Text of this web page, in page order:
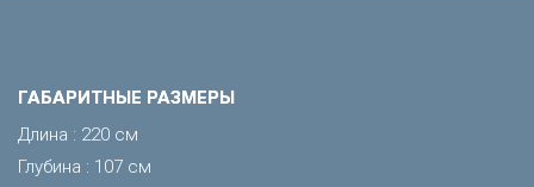
ГАБАРИТНЫЕ РАЗМЕРЫ
Длина : 220 см
Глубина : 107 см